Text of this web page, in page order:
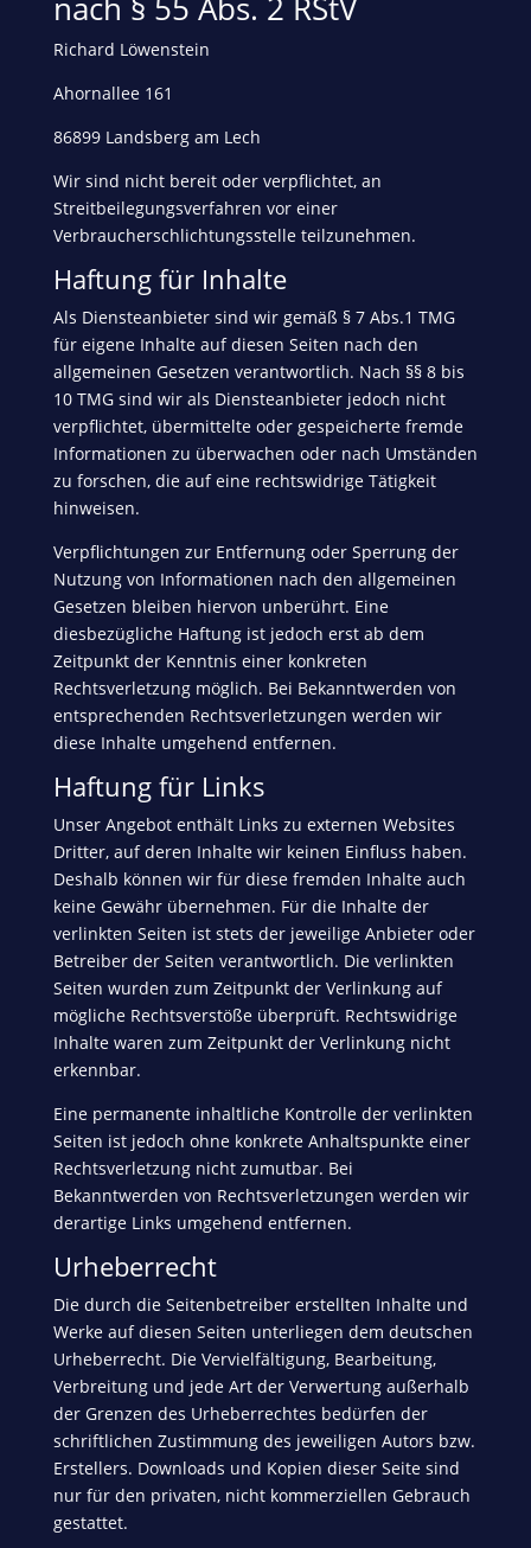
Richard Löwenstein
Ahornallee 161
86899 Landsberg am Lech
Wir sind nicht bereit oder verpflichtet, an
Streitbeilegungsverfahren vor einer
Verbraucherschlichtungsstelle teilzunehmen.
Haftung für Inhalte
Als Diensteanbieter sind wir gemäß § 7 Abs.1 TMG
für eigene Inhalte auf diesen Seiten nach den
allgemeinen Gesetzen verantwortlich. Nach §§ 8 bis
10 TMG sind wir als Diensteanbieter jedoch nicht
verpflichtet, übermittelte oder gespeicherte fremde
Informationen zu überwachen oder nach Umständen
zu forschen, die auf eine rechtswidrige Tätigkeit
hinweisen.
Verpflichtungen zur Entfernung oder Sperrung der
Nutzung von Informationen nach den allgemeinen
Gesetzen bleiben hiervon unberührt. Eine
diesbezügliche Haftung ist jedoch erst ab dem
Zeitpunkt der Kenntnis einer konkreten
Rechtsverletzung möglich. Bei Bekanntwerden von
entsprechenden Rechtsverletzungen werden wir
diese Inhalte umgehend entfernen.
Haftung für Links
Unser Angebot enthält Links zu externen Websites
Dritter, auf deren Inhalte wir keinen Einfluss haben.
Deshalb können wir für diese fremden Inhalte auch
keine Gewähr übernehmen. Für die Inhalte der
verlinkten Seiten ist stets der jeweilige Anbieter oder
Betreiber der Seiten verantwortlich. Die verlinkten
Seiten wurden zum Zeitpunkt der Verlinkung auf
mögliche Rechtsverstöße überprüft. Rechtswidrige
Inhalte waren zum Zeitpunkt der Verlinkung nicht
erkennbar.
Eine permanente inhaltliche Kontrolle der verlinkten
Seiten ist jedoch ohne konkrete Anhaltspunkte einer
Rechtsverletzung nicht zumutbar. Bei
Bekanntwerden von Rechtsverletzungen werden wir
derartige Links umgehend entfernen.
Urheberrecht
Die durch die Seitenbetreiber erstellten Inhalte und
Werke auf diesen Seiten unterliegen dem deutschen
Urheberrecht. Die Vervielfältigung, Bearbeitung,
Verbreitung und jede Art der Verwertung außerhalb
der Grenzen des Urheberrechtes bedürfen der
schriftlichen Zustimmung des jeweiligen Autors bzw.
Erstellers. Downloads und Kopien dieser Seite sind
nur für den privaten, nicht kommerziellen Gebrauch
gestattet.